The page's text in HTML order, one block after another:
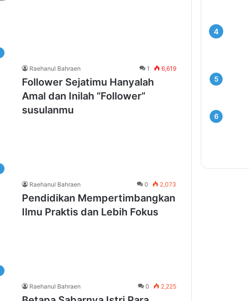
Raehanul Bahraen 1 6,619
Follower Sejatimu Hanyalah
Amal dan Inilah “Follower”
susulanmu
Raehanul Bahraen 0 2,073
Pendidikan Mempertimbangkan
Ilmu Praktis dan Lebih Fokus
Raehanul Bahraen 0 2,225